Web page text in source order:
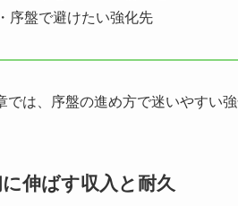
・序盤で避けたい強化先
では、序盤の進め方で迷いやすい
伸ばす収入と耐久